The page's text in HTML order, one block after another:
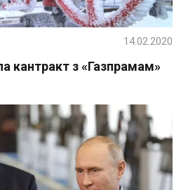
кантракт з «Газпрамам»
14.02.2020